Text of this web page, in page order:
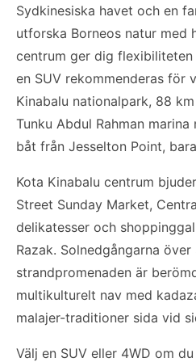
Sydkinesiska havet och en
utforska Borneos natur med
centrum ger dig
en SUV rekommenderas för
Kinabalu nationalpark, 88
Tunku Abdul Rahman
båt från Jesselton Point,
Kota Kinabalu centrum
Street Sunday Market,
delikatesser och
Razak. Solnedgångarna
strandpromenaden är
multikulturelt nav med
malajer-traditioner sida vid
Välj en SUV eller 4WD om